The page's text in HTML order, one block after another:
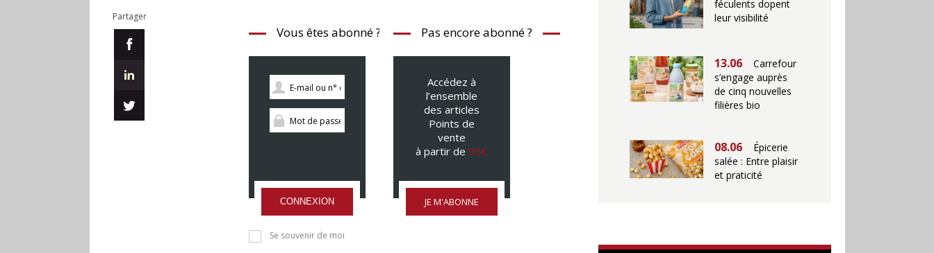
Partager
Vous êtes abonné ?
CONNEXION
Se souvenir de moi
Pas encore abonné ?
Accédez à
l’ensemble
des articles
Points de
vente
à partir de 95€
JE M'ABONNE
féculents dopent
leur visibilité
13.06
Carrefour
s’engage auprès
de cinq nouvelles
filières bio
08.06
Épicerie
salée : Entre plaisir
et praticité